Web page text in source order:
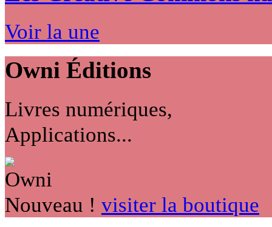
Voir la une
Owni Éditions
Livres numériques,
Applications...
Nouveau ! visiter la boutique